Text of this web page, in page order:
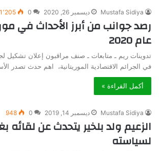
Mustafa Sidiya ديسمبر 26, 2020 0 1٬205
رصد جوانب من أبرز الأحداث في
عام 2020
تدوينات ريم ـ متابعات ـ صنف مراقبون إعلان تشكيل لجنة
في الجرائم الاقتصادية الموريتانية، اهم حدث تصدر
أكمل القراءة »
Mustafa Sidiya ديسمبر 14, 2019 0
948
الزعيم ولد بلخير يتحدث عن لقائه
لسياسته